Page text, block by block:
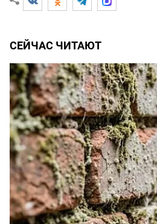
СЕЙЧАС ЧИТАЮТ